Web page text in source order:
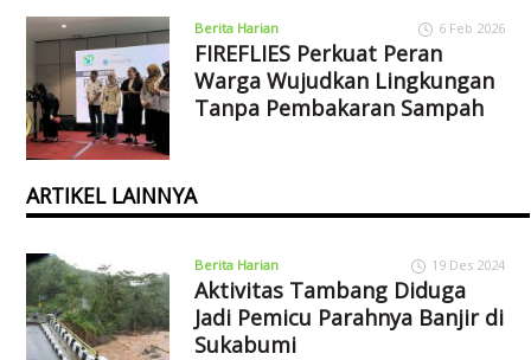
Berita Harian 6 Feb 2026
FIREFLIES Perkuat Peran
Warga Wujudkan Lingkungan
Tanpa Pembakaran Sampah
ARTIKEL LAINNYA
Berita Harian 19 Des 2024
Aktivitas Tambang Diduga
Jadi Pemicu Parahnya Banjir di
Sukabumi